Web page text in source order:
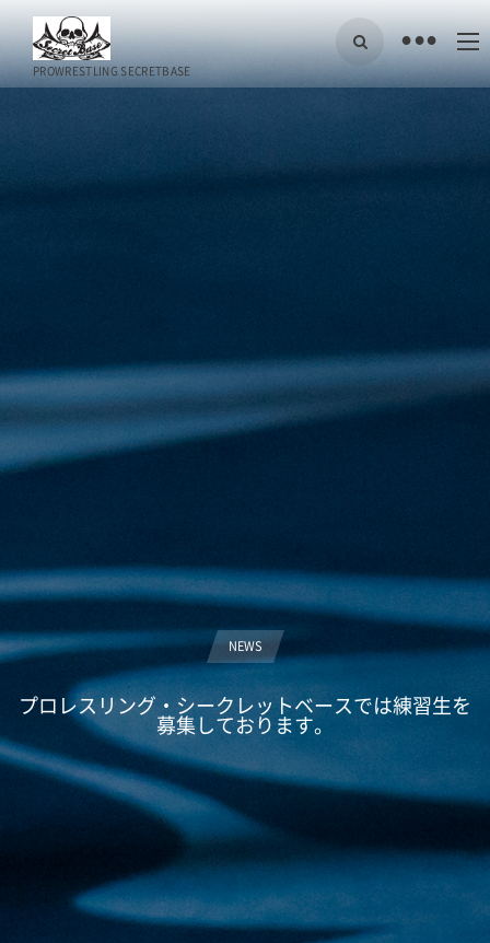
PROWRESTLING SECRETBASE
•
NEWS
プロレスリング・シークレットベースでは練習生を
募集しております。